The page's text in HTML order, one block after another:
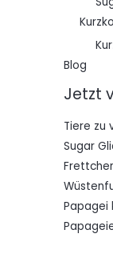
Blog
Jetzt
Tiere
Sugar
Papagei